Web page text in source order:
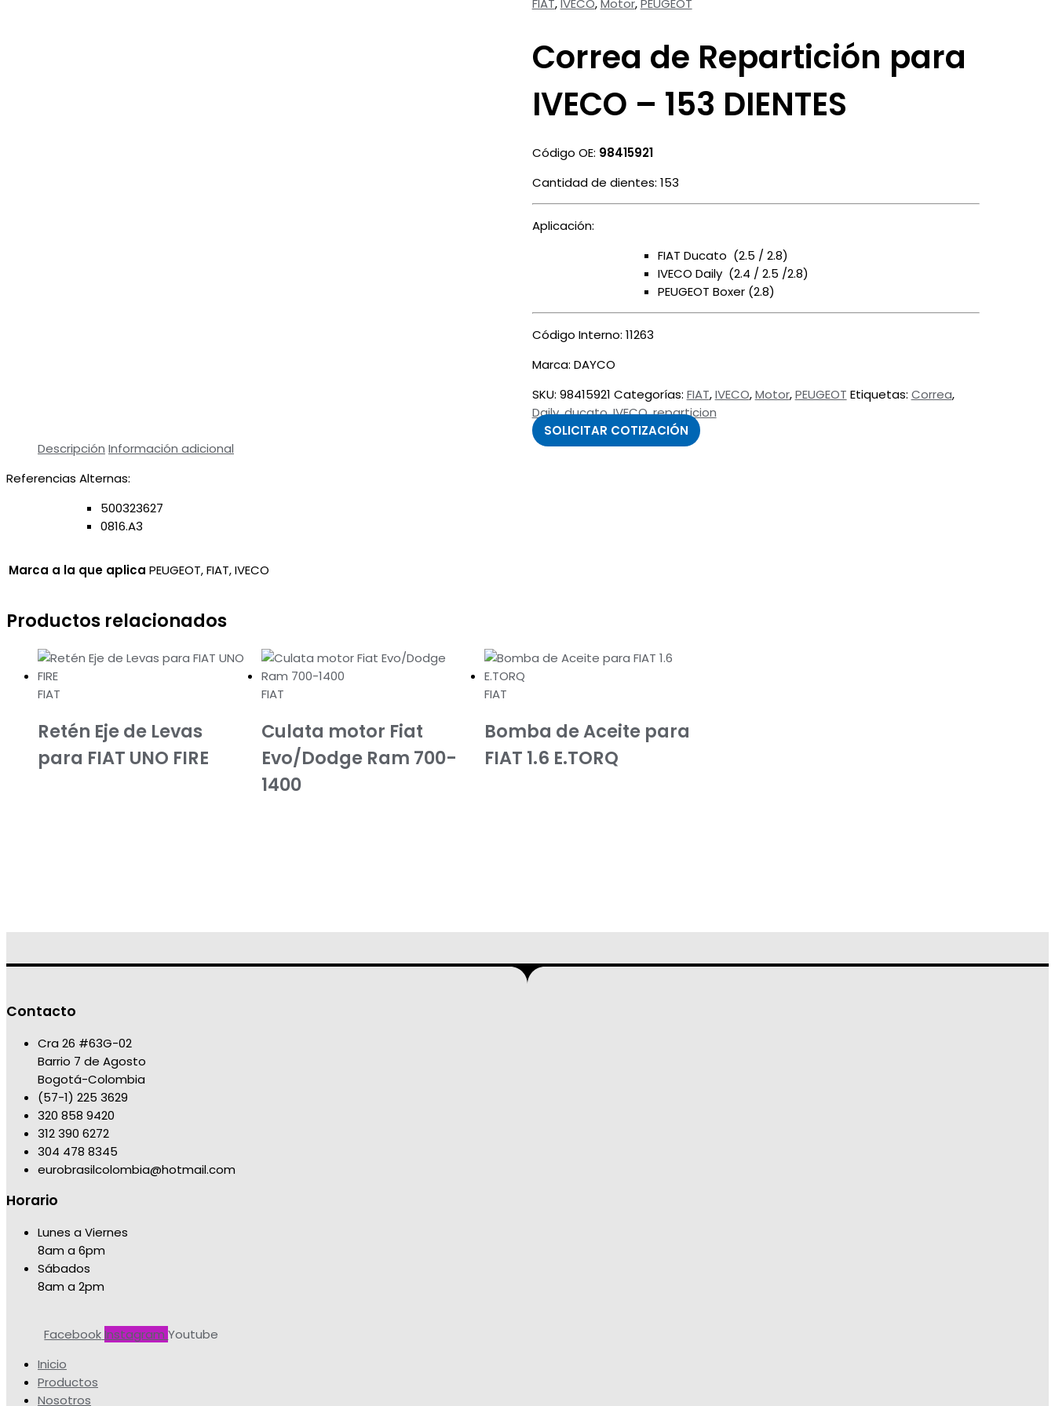
FIAT, IVECO, Motor, PEUGEOT
Correa de Repartición para
IVECO – 153 DIENTES
Código OE: 98415921
Cantidad de dientes: 153
Aplicación:
FIAT Ducato (2.5 / 2.8)
IVECO Daily (2.4 /2.5 /2.8)
PEUGEOT Boxer (2.8)
Código Interno: 11263
Marca: DAYCO
SKU: 98415921 Categorías: FIAT,IVECO,Motor,PEUGEOT Etiquetas: Correa,
Daily,ducato,IVECO,reparticion
SOLICITAR COTIZACIÓN
Descripción Información adicional
Referencias Alternas:
500323627
0816.A3
Marca a la que aplica PEUGEOT, FIAT, IVECO
Productos relacionados
FIAT
Retén Eje de Levas
para FIAT UNO FIRE
FIAT
Culata motor Fiat
Evo/Dodge Ram 700-
1400
FIAT
Bomba de Aceite para
FIAT 1.6 E.TORQ
Contacto
Cra 26 #63G-02
Barrio 7 de Agosto
Bogotá-Colombia
(57-1) 225 3629
320 858 9420
312 390 6272
304 478 8345
eurobrasilcolombia@hotmail.com
Horario
Lunes a Viernes
8am a 6pm
Sábados
8am a 2pm
Facebook Instagram Youtube
Inicio
Productos
Nosotros